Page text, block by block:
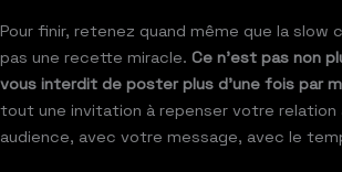
Pour finir, retenez quand même que la slow
pas une recette miracle. Ce n’est pas non
vous interdit de poster plus d’une fois par
tout une invitation à repenser votre
audience, avec votre message, avec le